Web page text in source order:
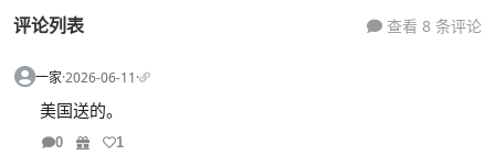
评论列表 查看 8 条评论
一家·2026-06-11·
美国送的。
0 1